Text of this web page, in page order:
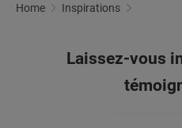
Home Inspirations
Récit d'intérieur
Laissez-vous